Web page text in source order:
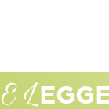
E L